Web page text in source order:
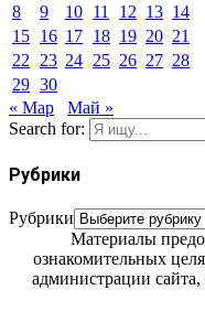
8
9 10 11 12 13 14
15 16 17 18 19 20 21
22
23 24 25 26 27 28
29 30
« Мар
Май »
Search for:
Рубрики
Рубрики
Материалы
ознакомительных
администрации